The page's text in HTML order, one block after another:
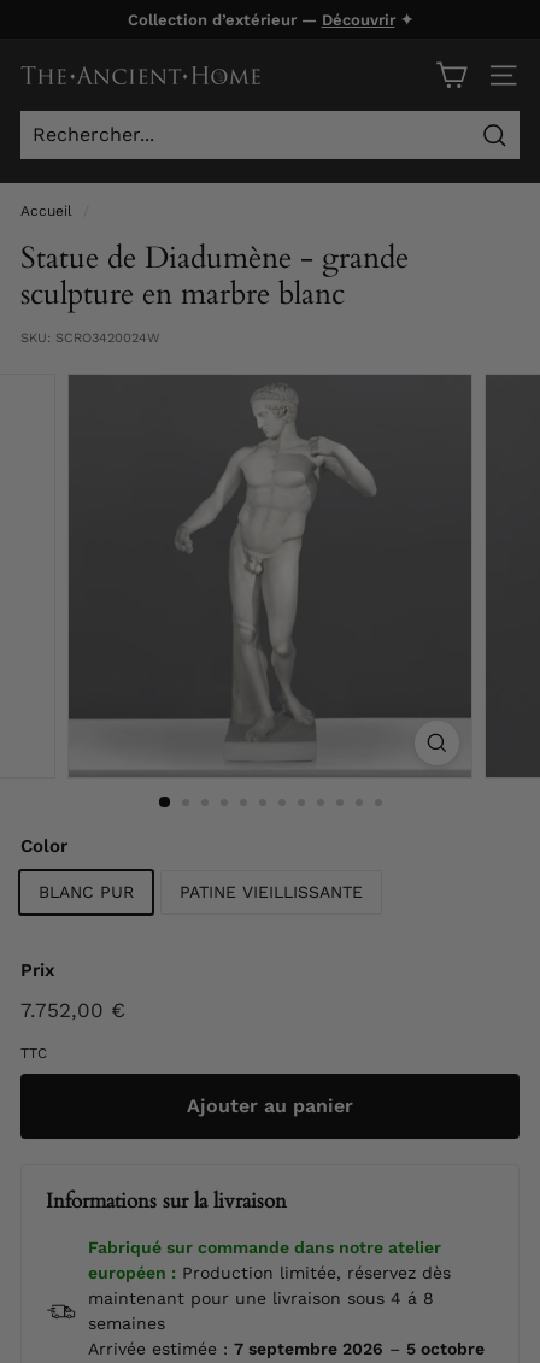
contenu
Collection d’extérieur — Découvrir✦
T
h
e
A
n
c
i
e
n
Accueil
Statue de Diadumène - grande
sculpture en marbre blanc
SKU: SCRO3420024W
Color
BLANC PUR PATINE VIEILLISSANTE
Prix
Prix
7.752,00 €
TTC
Ajouter au panier
Informations sur la livraison
Fabriqué sur commande dans notre atelier
européen : Production limitée, réservez dès
maintenant pour une livraison sous 4 á 8
semaines
Arrivée estimée : 7 septembre 2026 – 5 octobre